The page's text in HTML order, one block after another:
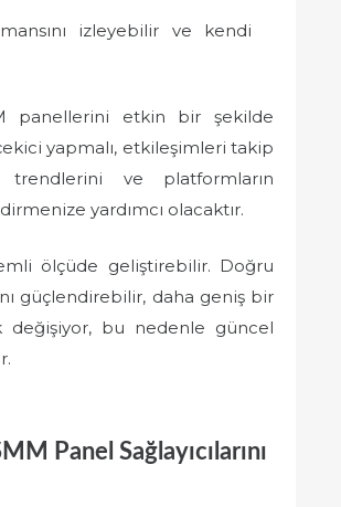
izleyebilir ve kendi
panellerini etkin bir şekilde
yapmalı, etkileşimleri takip
ve platformların
yardımcı olacaktır.
ölçüde geliştirebilir. Doğru
güçlendirebilir, daha geniş bir
değişiyor, bu nedenle güncel
Panel Sağlayıcılarını